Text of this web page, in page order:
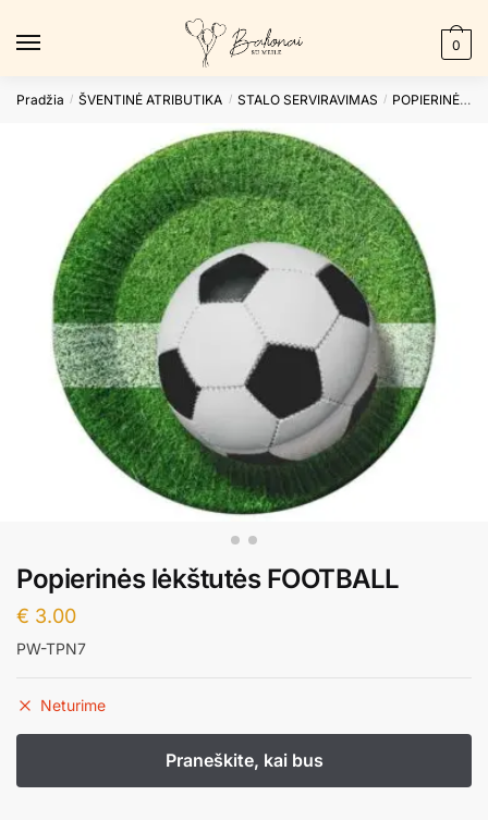
0
Pradžia / ŠVENTINĖ ATRIBUTIKA / STALO SERVIRAVIMAS / POPIERINĖS LĖKŠTUTĖS
Popierinės lėkštutės FOOTBALL
€ 3.00
PW-TPN7
Neturime